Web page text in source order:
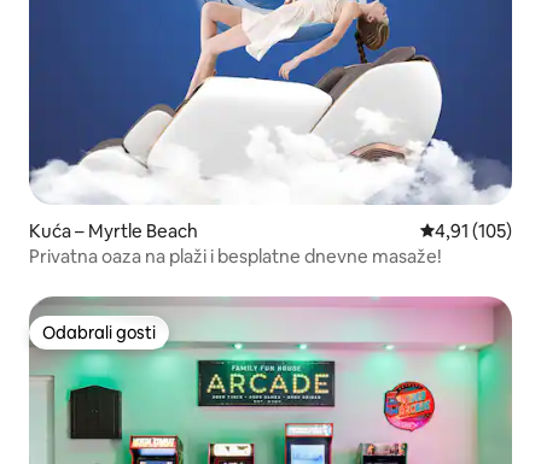
Kuća – Myrtle Beach Prosječna
4,91 (105)
Privatna oaza na plaži i besplatne dnevne masaže!
Odabrali gosti
Odabrali gosti